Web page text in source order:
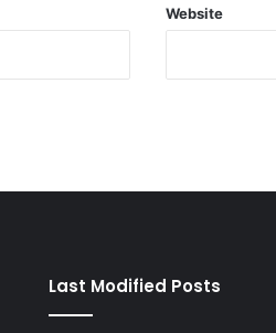
Website
Last Modified Posts